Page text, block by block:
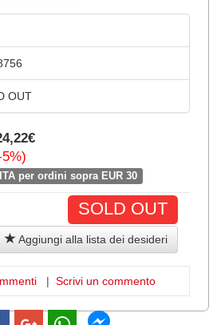
OUT
per ordini sopra EUR 30
SOLD OUT
Aggiungi alla lista dei desideri
| Scrivi un commento